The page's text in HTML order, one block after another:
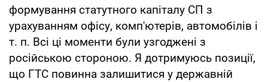
формування статутного капіталу СП з
урахуванням офісу, комп'ютерів, автомобілів і
т. п. Всі ці моменти були узгоджені з
російською стороною. Я дотримуюсь позиції,
що ГТС повинна залишитися у державній